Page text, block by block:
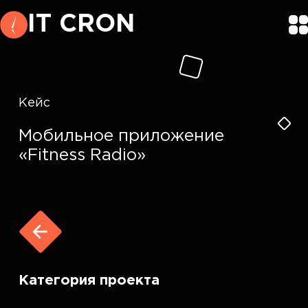
IT CRON
Кейс
Мобильное приложение
«Fitness Radio»
Категория проекта